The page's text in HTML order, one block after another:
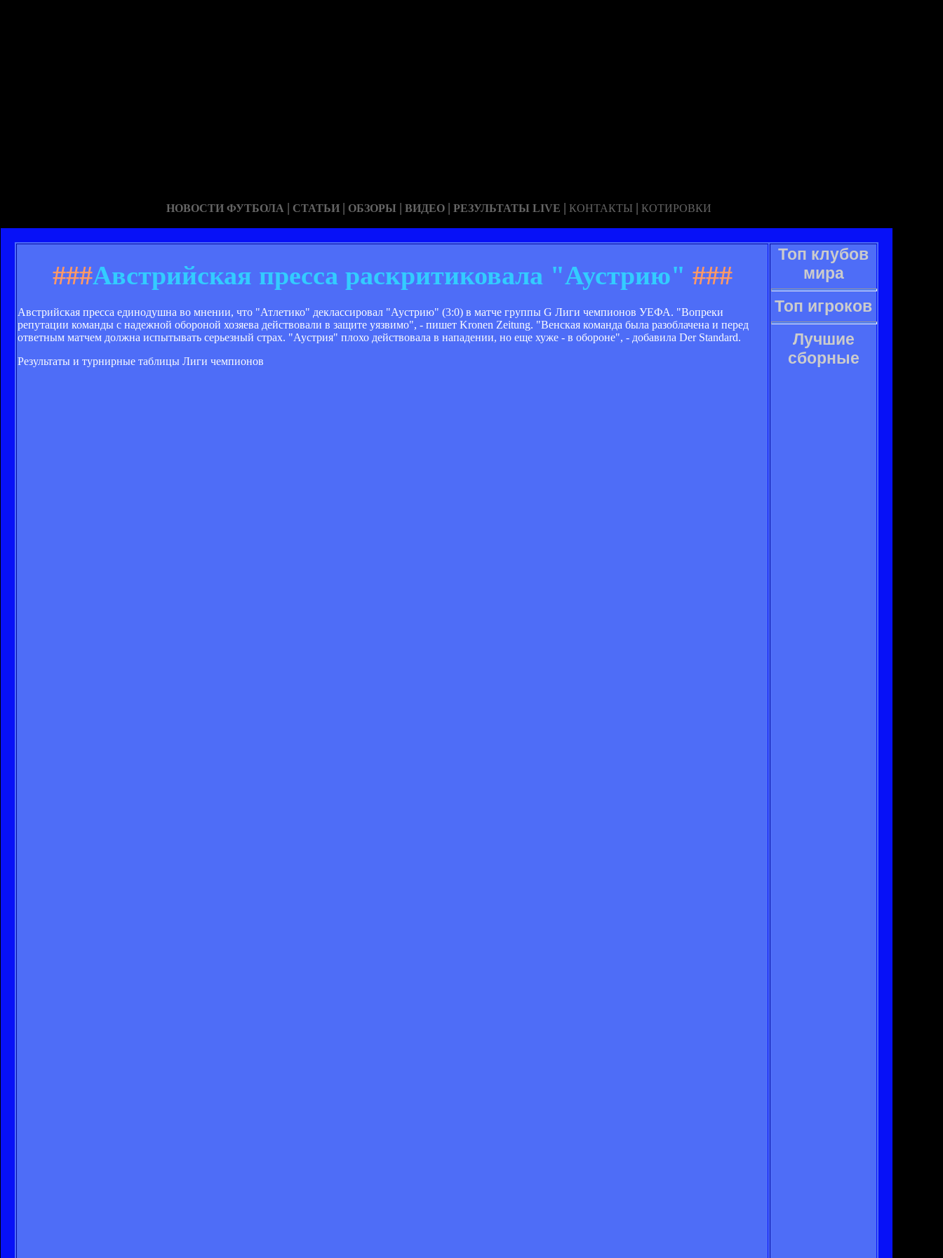
НОВОСТИ ФУТБОЛА | СТАТЬИ | ОБЗОРЫ | ВИДЕО | РЕЗУЛЬТАТЫ LIVE | КОНТАКТЫ | КОТИРОВКИ
###Австрийская пресса раскритиковала "Аустрию" ###
Австрийская пресса единодушна во мнении, что "Атлетико" деклассировал "Аустрию" (3:0) в матче группы G Лиги чемпионов УЕФА. "Вопреки
репутации команды с надежной обороной хозяева действовали в защите уязвимо", - пишет Kronen Zeitung. "Венская команда была разоблачена и перед
ответным матчем должна испытывать серьезный страх. "Аустрия" плохо действовала в нападении, но еще хуже - в обороне", - добавила Der Standard.
Результаты и турнирные таблицы Лиги чемпионов
Топ клубов
мира
Топ игроков
Лучшие
сборные